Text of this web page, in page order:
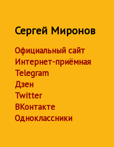
Сергей Миронов
Официальный сайт
Интернет-приёмная
Telegram
Дзен
Twitter
ВКонтакте
Одноклассники